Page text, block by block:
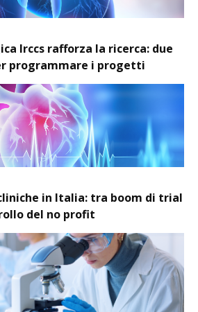
Irccs rafforza la ricerca: due
programmare i progetti
in Italia: tra boom di trial
del no profit